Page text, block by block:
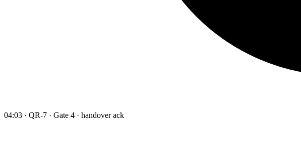
04:03 · QR-7 · Gate 4 · handover ack